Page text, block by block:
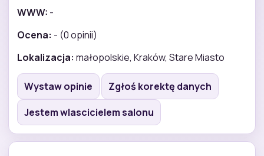
WWW: -
Ocena: - (0 opinii)
Lokalizacja: małopolskie, Kraków, Stare Miasto
Wystaw opinie
Zgłoś korektę danych
Jestem wlascicielem salonu